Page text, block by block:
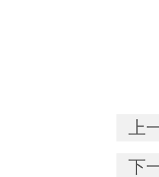
上
下